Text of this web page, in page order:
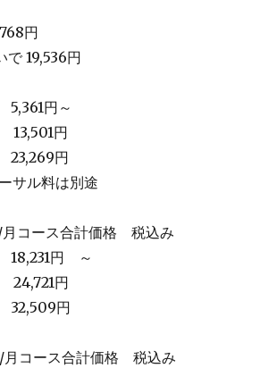
円
で 19,536円
円～
13,501円
円
サル料は別途
月コース合計価格 税込み
18,231円 ～
24,721円
円
月コース合計価格 税込み